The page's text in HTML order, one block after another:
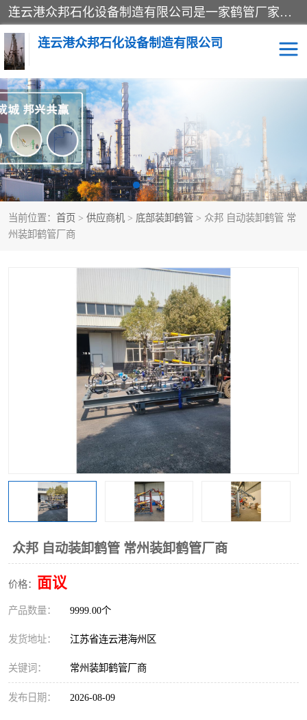
连云港众邦石化设备制造有限公司是一家鹤管厂家主营：鹤管、装车鹤管等，是致力于石油、石化等流体装卸设备(主要产品如鹤管、输油臂、脱缆钩等)的咨询、设计、制造、检测、安装指导、系统调试、维修维护等业务的公司。
连云港众邦石化设备制造有限公司
当前位置： 首页 > 供应商机 > 底部装卸鹤管 > 众邦 自动装卸鹤管 常
州装卸鹤管厂商
众邦 自动装卸鹤管 常州装卸鹤管厂商
价格： 面议
产品数量： 9999.00个
发货地址： 江苏省连云港海州区
关键词： 常州装卸鹤管厂商
发布日期： 2026-08-09
鹤管 顶部装卸鹤管
底部装卸鹤管 LNG低温鹤管
液氨鹤管 液化气鹤管
鹤管配件 活动梯栈台
装车鹤管